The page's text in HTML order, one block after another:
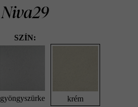
Niva29
SZÍN:
gyöngyszürke krém